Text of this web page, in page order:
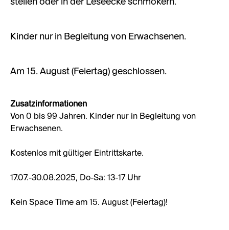
stellen oder in der Leseecke schmökern.
Kinder nur in Begleitung von Erwachsenen.
Am 15. August (Feiertag) geschlossen.
Zusatzinformationen
Von 0 bis 99 Jahren. Kinder nur in Begleitung von
Erwachsenen.
Kostenlos mit gültiger Eintrittskarte.
17.07.-30.08.2025, Do-Sa: 13-17 Uhr
Kein Space Time am 15. August (Feiertag)!